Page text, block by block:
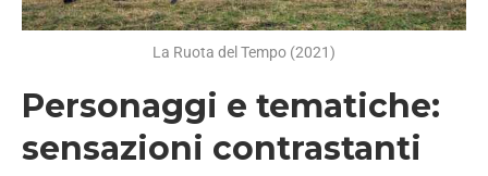
La Ruota del Tempo (2021)
Personaggi e tematiche:
sensazioni contrastanti